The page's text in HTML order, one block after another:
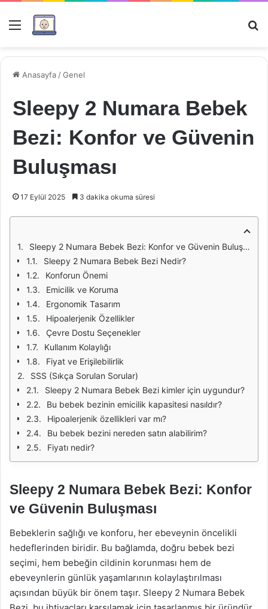
Menü
Anasayfa /Genel
Sleepy 2 Numara Bebek
Bezi: Konfor ve Güvenin
Buluşması
17 Eylül 2025 3 dakika okuma süresi
Sleepy 2 Numara Bebek Bezi: Konfor ve Güvenin Buluşması
Sleepy 2 Numara Bebek Bezi Nedir?
Konforun Önemi
Emicilik ve Koruma
Ergonomik Tasarım
Hipoalerjenik Özellikler
Çevre Dostu Seçenekler
Kullanım Kolaylığı
Fiyat ve Erişilebilirlik
SSS (Sıkça Sorulan Sorular)
Sleepy 2 Numara Bebek Bezi kimler için uygundur?
Bu bebek bezinin emicilik kapasitesi nasıldır?
Hipoalerjenik özellikleri var mı?
Bu bebek bezini nereden satın alabilirim?
Fiyatı nedir?
Sleepy 2 Numara Bebek Bezi: Konfor
ve Güvenin Buluşması
Bebeklerin sağlığı ve konforu, her ebeveynin öncelikli
hedeflerinden biridir. Bu bağlamda, doğru bebek bezi
seçimi, hem bebeğin cildinin korunması hem de
ebeveynlerin günlük yaşamlarının kolaylaştırılması
açısından büyük bir önem taşır. Sleepy 2 Numara Bebek